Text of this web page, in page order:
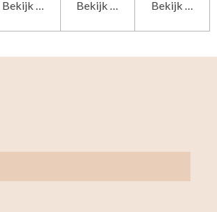
Bekijk details Bekijk details Bekijk details